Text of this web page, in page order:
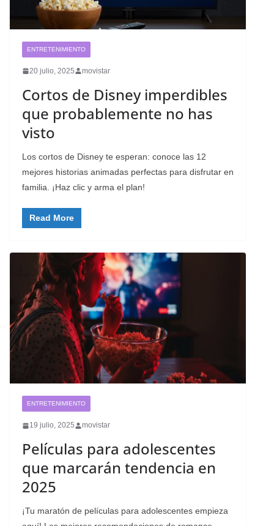
ENTRETENIMIENTO
20 julio, 2025 movistar
Cortos de Disney imperdibles
que probablemente no has
visto
Los cortos de Disney te esperan: conoce las 12
mejores historias animadas perfectas para disfrutar en
familia. ¡Haz clic y arma el plan!
Read More
ENTRETENIMIENTO
19 julio, 2025 movistar
Películas para adolescentes
que marcarán tendencia en
2025
¡Tu maratón de películas para adolescentes empieza